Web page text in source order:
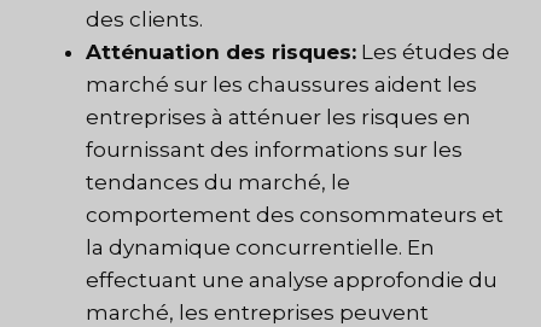
des clients.
Atténuation des risques: Les études de
marché sur les chaussures aident les
entreprises à atténuer les risques en
fournissant des informations sur les
tendances du marché, le
comportement des consommateurs et
la dynamique concurrentielle. En
effectuant une analyse approfondie du
marché, les entreprises peuvent